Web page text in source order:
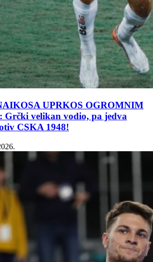
UPRKOS OGROMNIM
velikan vodio, pa jedva
CSKA 1948!